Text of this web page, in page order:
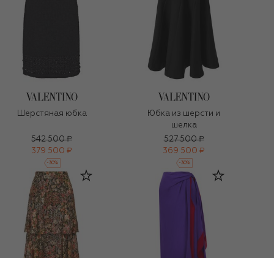
Шерстяная юбка
542 500 ₽
379 500 ₽
-30%
Юбка из шерсти и
шелка
527 500 ₽
369 500 ₽
-30%